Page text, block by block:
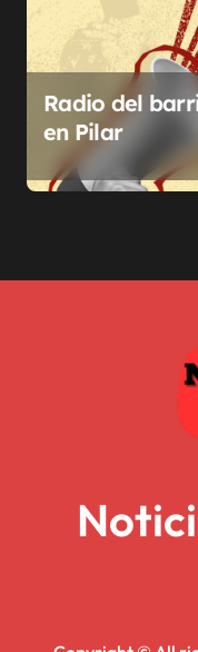
Radio del
en Pilar